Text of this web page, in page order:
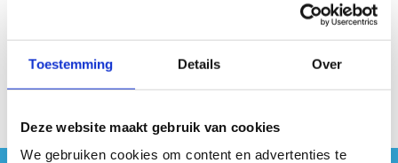
Toestemming Details Over
Deze website maakt gebruik van cookies
We gebruiken cookies om content en advertenties te